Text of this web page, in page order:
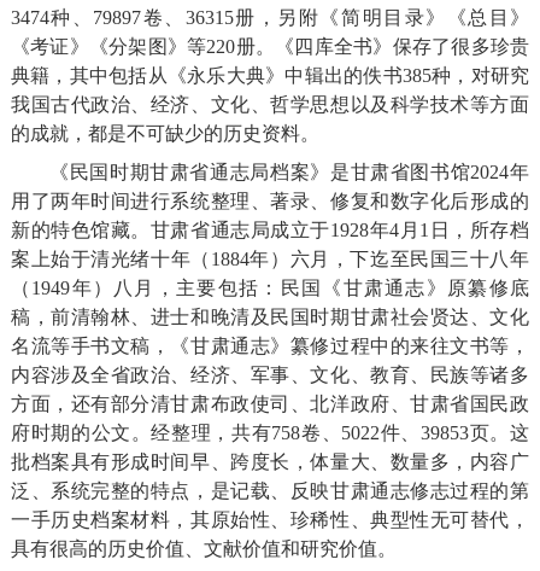
3474种、79897卷、36315册，另附《简明目录》《总目》
《考证》《分架图》等220册。《四库全书》保存了很多珍贵
典籍，其中包括从《永乐大典》中辑出的佚书385种，对研究
我国古代政治、经济、文化、哲学思想以及科学技术等方面
的成就，都是不可缺少的历史资料。
《民国时期甘肃省通志局档案》是甘肃省图书馆2024年
用了两年时间进行系统整理、著录、修复和数字化后形成的
新的特色馆藏。甘肃省通志局成立于1928年4月1日，所存档
案上始于清光绪十年（1884年）六月，下迄至民国三十八年
（1949年）八月，主要包括：民国《甘肃通志》原纂修底
稿，前清翰林、进士和晚清及民国时期甘肃社会贤达、文化
名流等手书文稿，《甘肃通志》纂修过程中的来往文书等，
内容涉及全省政治、经济、军事、文化、教育、民族等诸多
方面，还有部分清甘肃布政使司、北洋政府、甘肃省国民政
府时期的公文。经整理，共有758卷、5022件、39853页。这
批档案具有形成时间早、跨度长，体量大、数量多，内容广
泛、系统完整的特点，是记载、反映甘肃通志修志过程的第
一手历史档案材料，其原始性、珍稀性、典型性无可替代，
具有很高的历史价值、文献价值和研究价值。